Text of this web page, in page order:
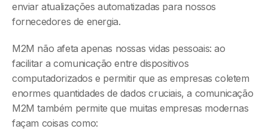
enviar atualizações automatizadas para nossos
fornecedores de energia.
M2M não afeta apenas nossas vidas pessoais: ao
facilitar a comunicação entre dispositivos
computadorizados e permitir que as empresas coletem
enormes quantidades de dados cruciais, a comunicação
M2M também permite que muitas empresas modernas
façam coisas como: